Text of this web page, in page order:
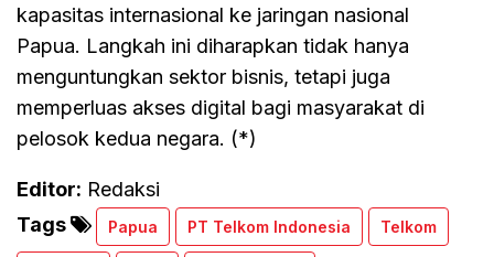
kapasitas internasional ke jaringan nasional
Papua. Langkah ini diharapkan tidak hanya
menguntungkan sektor bisnis, tetapi juga
memperluas akses digital bagi masyarakat di
pelosok kedua negara. (*)
Editor: Redaksi
Tags
Papua PT Telkom Indonesia Telkom